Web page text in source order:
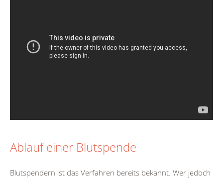
Ablauf einer Blutspende
Blutspendern ist das Verfahren bereits bekannt. Wer jedoch